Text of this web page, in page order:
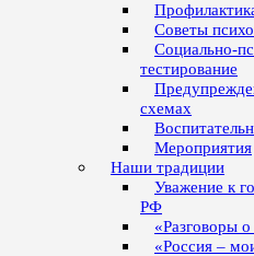
Советы
Социально-
тестирование
схемах
Мероприятия
Наши традиции
Уважение к
РФ
«Разговоры
«Россия –